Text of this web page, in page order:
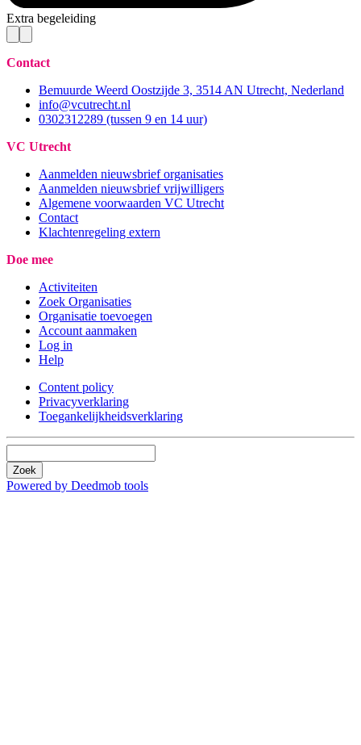
Extra begeleiding
Contact
Bemuurde Weerd Oostzijde 3, 3514 AN Utrecht, Nederland
info@vcutrecht.nl
0302312289 (tussen 9 en 14 uur)
VC Utrecht
Aanmelden nieuwsbrief organisaties
Aanmelden nieuwsbrief vrijwilligers
Algemene voorwaarden VC Utrecht
Contact
Klachtenregeling extern
Doe mee
Activiteiten
Zoek Organisaties
Organisatie toevoegen
Account aanmaken
Log in
Help
Content policy
Privacyverklaring
Toegankelijkheidsverklaring
Zoek
Powered by Deedmob tools